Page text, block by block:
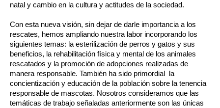
natal y cambio en la cultura y actitudes de la sociedad.
Con esta nueva visión, sin dejar de darle importancia a los
rescates, hemos ampliando nuestra labor incorporando los
siguientes temas: la esterilización de perros y gatos y sus
beneficios, la rehabilitación física y mental de los animales
rescatados y la promoción de adopciones realizadas de
manera responsable. También ha sido primordial la
concientización y educación de la población sobre la tenencia
responsable de mascotas. Nosotros consideramos que las
temáticas de trabajo señaladas anteriormente son las únicas